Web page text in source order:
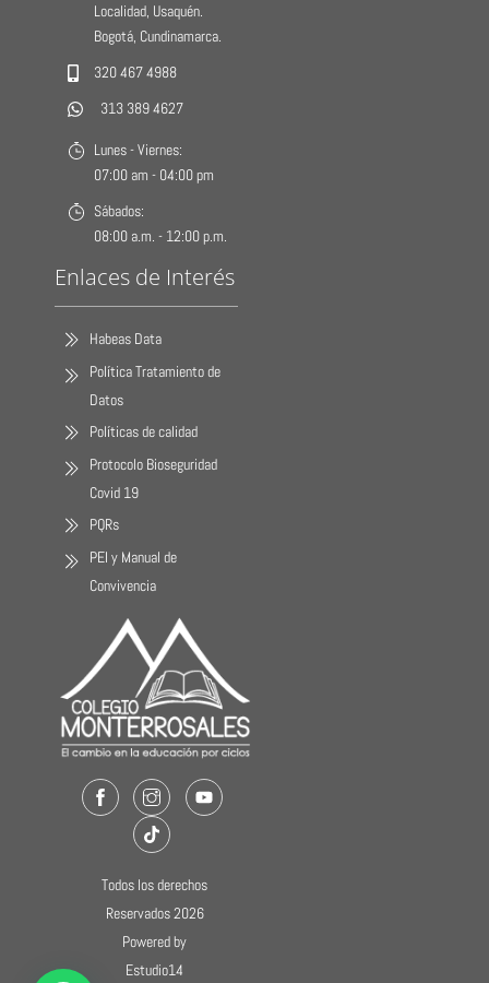
Localidad, Usaquén.
Bogotá, Cundinamarca.
320 467 4988
313 389 4627
Lunes - Viernes:
07:00 am - 04:00 pm
Sábados:
08:00 a.m. - 12:00 p.m.
Enlaces de Interés
Habeas Data
Política Tratamiento de
Datos
Políticas de calidad
Protocolo Bioseguridad
Covid 19
PQRs
PEI y Manual de
Convivencia
FacebookInstagramYoutube
TikTok
Todos los derechos
Reservados 2026
Powered by
Estudio14